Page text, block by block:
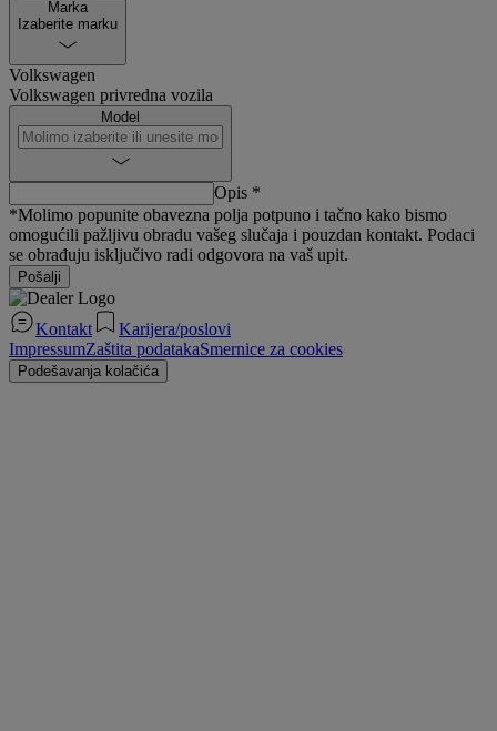
Marka
Izaberite marku
Volkswagen
Volkswagen privredna vozila
Model
Opis *
*Molimo popunite obavezna polja potpuno i tačno kako bismo
omogućili pažljivu obradu vašeg slučaja i pouzdan kontakt. Podaci
se obrađuju isključivo radi odgovora na vaš upit.
Pošalji
Kontakt
Karijera/poslovi
ImpressumZaštita podatakaSmernice za cookies
Podešavanja kolačića